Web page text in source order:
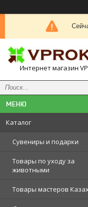
Интернет магазин
Каталог
Сувениры и подарки
Товары по уходу за
животными
Товары мастеров